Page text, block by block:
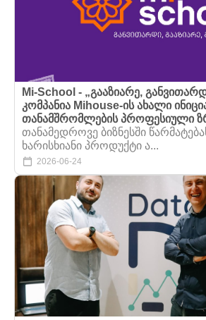
Mi-School - „გააზიარე,
კომპანია Mihouse-ის ახალი
თანამშრომლების პროფესიული
თანამედროვე ბიზნესში
ხარისხიანი პროდუქტი ა...
2026-06-24